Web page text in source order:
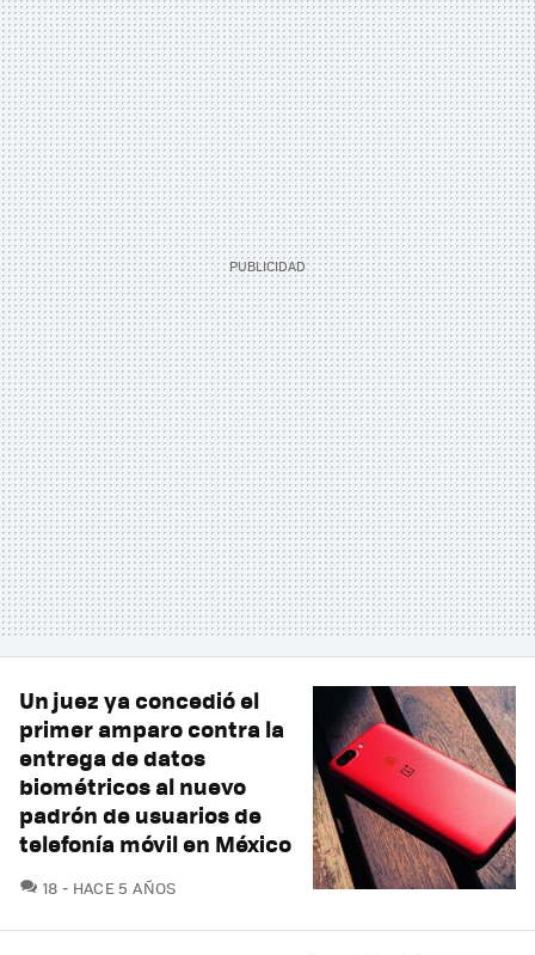
Un juez ya concedió el
primer amparo contra la
entrega de datos
biométricos al nuevo
padrón de usuarios de
telefonía móvil en México
18 COMENTARIOS
HACE 5 AÑOS